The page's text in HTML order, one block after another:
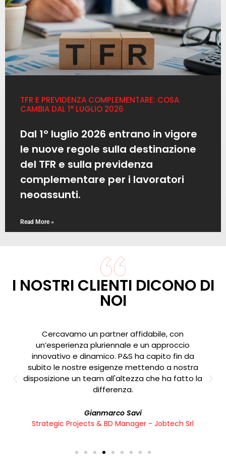
TFR E PREVIDENZA COMPLEMENTARE: COSA
CAMBIA DAL 1° LUGLIO 2026
Dal 1° luglio 2026 entrano in vigore
le nuove regole sulla destinazione
del TFR e sulla previdenza
complementare per i lavoratori
neoassunti.
Read More »
I NOSTRI CLIENTI DICONO DI
NOI
un partner affidabile, con
pluriennale e un approccio
e dinamico. P&S ha capito fin da
le nostre esigenze mettendo a nostra
un team all'altezza che ha fatto la
Gianmarco Savi
Projects & BD Manager - Jobtech Srl
contare